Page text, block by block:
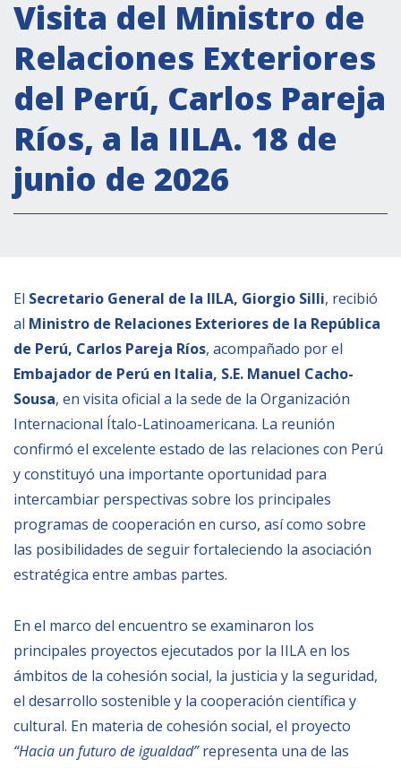
Secretaría Cultural
Secretaría Socioeconómica
Secretaría Técnico-científica
Forum Pymes
Conferencia Italia- América Latina y el Caribe
Red para la promoción de la igualdad de
género
COOPERACIÓN
Patrimonio cultural
Empoderamiento socio-económico
Justicia y Seguridad
EUROsociAL
EL PAcCTO
EUROFRONT
COPOLAD III
MEDIOS
Fotos
Vídeos
Visita del Ministro de
Relaciones Exteriores
del Perú, Carlos Pareja
Ríos, a la IILA. 18 de
junio de 2026
El Secretario General de la IILA, Giorgio Silli, recibió
al Ministro de Relaciones Exteriores de la República
de Perú, Carlos Pareja Ríos, acompañado por el
Embajador de Perú en Italia, S.E. Manuel Cacho-
Sousa, en visita oficial a la sede de la Organización
Internacional Ítalo-Latinoamericana. La reunión
confirmó el excelente estado de las relaciones con Perú
y constituyó una importante oportunidad para
intercambiar perspectivas sobre los principales
programas de cooperación en curso, así como sobre
las posibilidades de seguir fortaleciendo la asociación
estratégica entre ambas partes.
En el marco del encuentro se examinaron los
principales proyectos ejecutados por la IILA en los
mbitos de la cohesión social, la justicia y la seguridad,
el desarrollo sostenible y la cooperación científica y
cultural. En materia de cohesión social, el proyecto
“Hacia un futuro de igualdad”representa una de las